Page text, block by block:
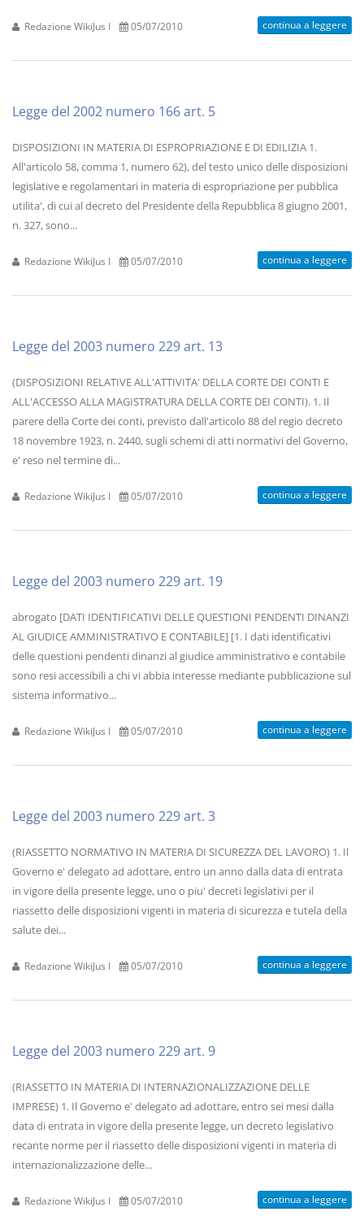
Redazione WikiJus I 05/07/2010 continua a leggere
Legge del 2002 numero 166 art. 5
DISPOSIZIONI IN MATERIA DI ESPROPRIAZIONE E DI EDILIZIA 1.
All'articolo 58, comma 1, numero 62), del testo unico delle disposizioni
legislative e regolamentari in materia di espropriazione per pubblica
utilita', di cui al decreto del Presidente della Repubblica 8 giugno 2001,
n. 327, sono...
Redazione WikiJus I 05/07/2010 continua a leggere
Legge del 2003 numero 229 art. 13
(DISPOSIZIONI RELATIVE ALL'ATTIVITA' DELLA CORTE DEI CONTI E
ALL'ACCESSO ALLA MAGISTRATURA DELLA CORTE DEI CONTI). 1. Il
parere della Corte dei conti, previsto dall'articolo 88 del regio decreto
18 novembre 1923, n. 2440, sugli schemi di atti normativi del Governo,
e' reso nel termine di...
Redazione WikiJus I 05/07/2010 continua a leggere
Legge del 2003 numero 229 art. 19
abrogato [DATI IDENTIFICATIVI DELLE QUESTIONI PENDENTI DINANZI
AL GIUDICE AMMINISTRATIVO E CONTABILE] [1. I dati identificativi
delle questioni pendenti dinanzi al giudice amministrativo e contabile
sono resi accessibili a chi vi abbia interesse mediante pubblicazione sul
sistema informativo...
Redazione WikiJus I 05/07/2010 continua a leggere
Legge del 2003 numero 229 art. 3
(RIASSETTO NORMATIVO IN MATERIA DI SICUREZZA DEL LAVORO) 1. Il
Governo e' delegato ad adottare, entro un anno dalla data di entrata
in vigore della presente legge, uno o piu' decreti legislativi per il
riassetto delle disposizioni vigenti in materia di sicurezza e tutela della
salute dei...
Redazione WikiJus I 05/07/2010 continua a leggere
Legge del 2003 numero 229 art. 9
(RIASSETTO IN MATERIA DI INTERNAZIONALIZZAZIONE DELLE
IMPRESE) 1. Il Governo e' delegato ad adottare, entro sei mesi dalla
data di entrata in vigore della presente legge, un decreto legislativo
recante norme per il riassetto delle disposizioni vigenti in materia di
internazionalizzazione delle...
Redazione WikiJus I 05/07/2010 continua a leggere